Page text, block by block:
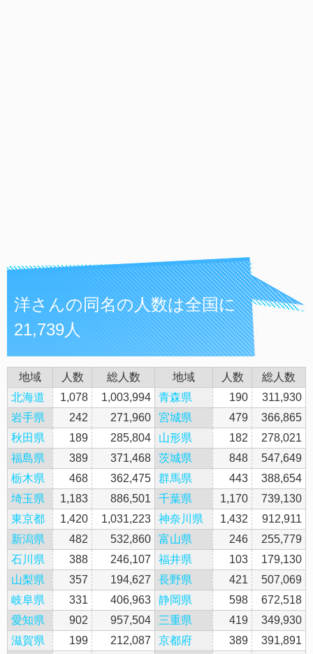
洋さんの同名の人数は全国に
21,739人
地域 人数 総人数 地域 人数
総人数
北海道
1,078 1,003,994 青森県 190
311,930
岩手県
242 271,960 宮城県 479
366,865
秋田県
189 285,804 山形県 182
278,021
福島県
389 371,468 茨城県 848
547,649
栃木県
468 362,475 群馬県 443
388,654
埼玉県
1,183 886,501 千葉県 1,170
739,130
東京都
1,420 1,031,223 神奈川県 1,432
912,911
新潟県
482 532,860 富山県 246
255,779
石川県
388 246,107 福井県 103
179,130
山梨県
357 194,627 長野県 421
507,069
岐阜県
331 406,963 静岡県 598
672,518
愛知県
902 957,504 三重県 419
349,930
滋賀県
199 212,087 京都府 389 391,891